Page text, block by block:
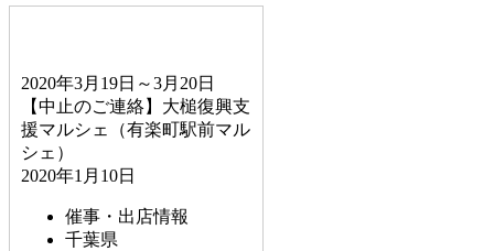
2020年3月19日～3月20日
【中止のご連絡】大槌復興支
援マルシェ（有楽町駅前マル
シェ）
2020年1月10日
催事・出店情報
千葉県